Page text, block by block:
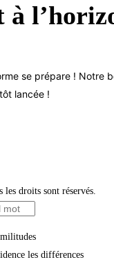
se prépare ! Notre
lancée !
droits sont réservés.
les différences